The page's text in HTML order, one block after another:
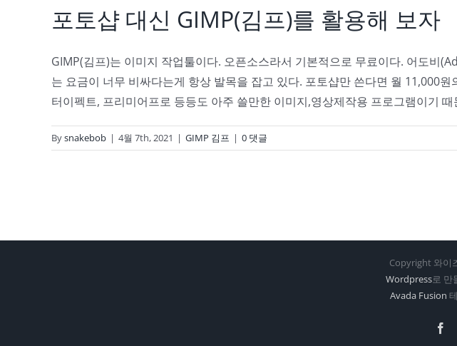
포토샵 대신 GIMP(김프)를 활용해 보자
GIMP(김프)는 이미지 작업툴이다. 오픈소스라서 기본적으로 무료이다. 어도비
는 요금이 너무 비싸다는게 항상 발목을 잡고 있다. 포토샵만 쓴다면 월 11,000
터이펙트, 프리미어프로 등등도 아주 쓸만한 이미지,영상제작용 프로그램이기
Bysnakebob | 4월 7th, 2021 | GIMP 김프 | 0 댓글
Copyright 와이
Wordpress로 만
Avada Fusion